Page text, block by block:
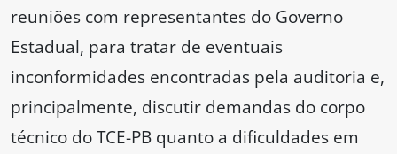
reuniões com representantes do Governo
Estadual, para tratar de eventuais
inconformidades encontradas pela auditoria e,
principalmente, discutir demandas do corpo
técnico do TCE-PB quanto a dificuldades em